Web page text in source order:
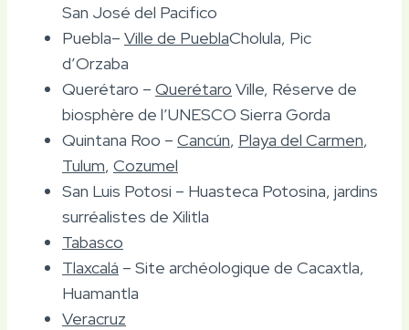
San José del Pacifico
Puebla– Ville de PueblaCholula, Pic
d’Orzaba
Querétaro – Querétaro Ville, Réserve de
biosphère de l’UNESCO Sierra Gorda
Quintana Roo – Cancún, Playa del Carmen,
Tulum, Cozumel
San Luis Potosi – Huasteca Potosina, jardins
surréalistes de Xilitla
Tabasco
Tlaxcalá – Site archéologique de Cacaxtla,
Huamantla
Veracruz